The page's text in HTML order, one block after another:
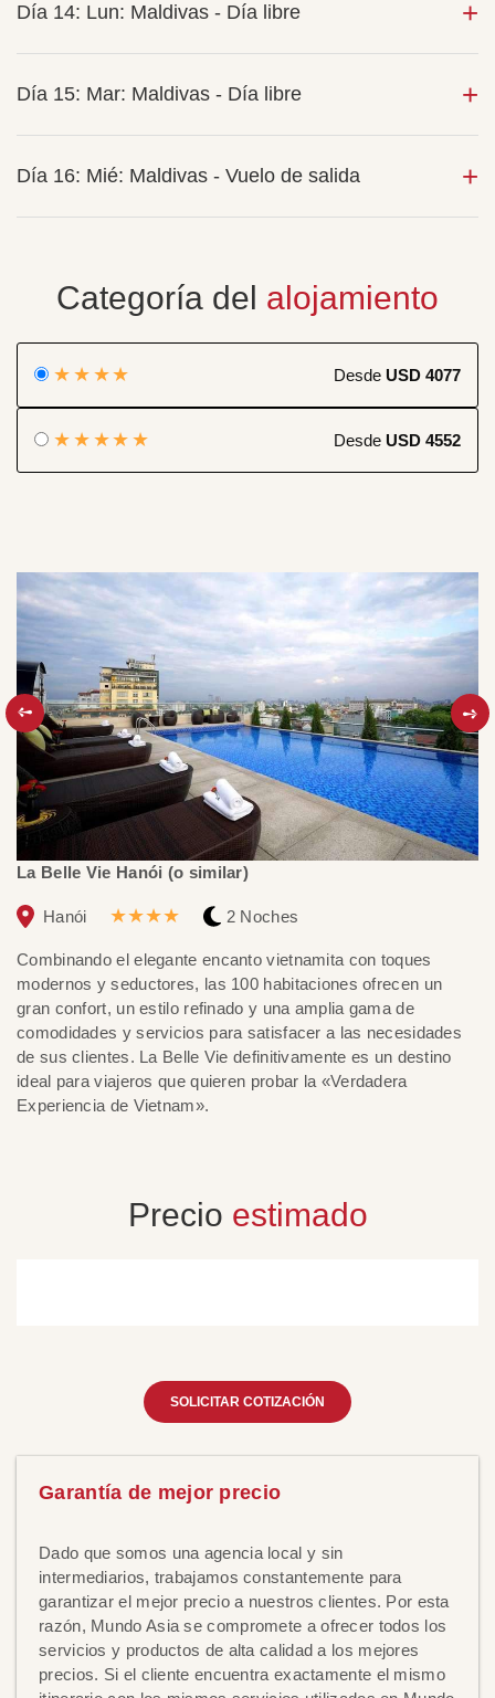
Día 14: Lun: Maldivas - Día libre
Día 15: Mar: Maldivas - Día libre
Día 16: Mié: Maldivas - Vuelo de salida
Categoría del alojamiento
★★★★ Desde USD 4077
★★★★★ Desde USD 4552
La Belle Vie Hanói (o similar)
Hanói ★★★★ 2 Noches
Combinando el elegante encanto vietnamita con toques
modernos y seductores, las 100 habitaciones ofrecen un
gran confort, un estilo refinado y una amplia gama de
comodidades y servicios para satisfacer a las necesidades
de sus clientes. La Belle Vie definitivamente es un destino
ideal para viajeros que quieren probar la «Verdadera
Experiencia de Vietnam».
Precio estimado
SOLICITAR COTIZACIÓN
Garantía de mejor precio
Dado que somos una agencia local y sin
intermediarios, trabajamos constantemente para
garantizar el mejor precio a nuestros clientes. Por esta
razón, Mundo Asia se compromete a ofrecer todos los
servicios y productos de alta calidad a los mejores
precios. Si el cliente encuentra exactamente el mismo